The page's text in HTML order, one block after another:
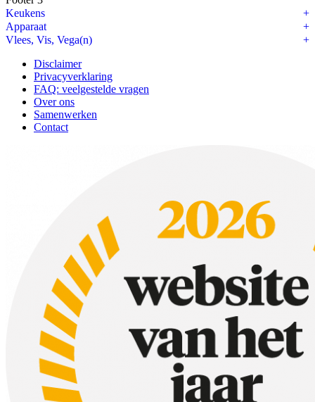
Keukens
Apparaat
Vlees, Vis, Vega(n)
Disclaimer
Privacyverklaring
FAQ: veelgestelde vragen
Over ons
Samenwerken
Contact